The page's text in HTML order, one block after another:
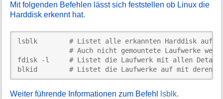
Mit folgenden Befehlen lässt sich feststellen ob Linux die
Harddisk erkennt hat.
lsblk        # Listet alle erkannten Harddisk auf.
# Auch nicht gemountete Laufwerke
fdisk -l     # Listet die Laufwerk mit allen
blkid        # Listet die Laufwerke auf mit deren
Weiter führende Informationen zum Befehl
lsblk.